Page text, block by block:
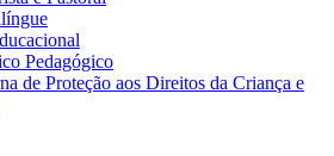
Pedagógico
de Proteção aos Direitos da Criança e